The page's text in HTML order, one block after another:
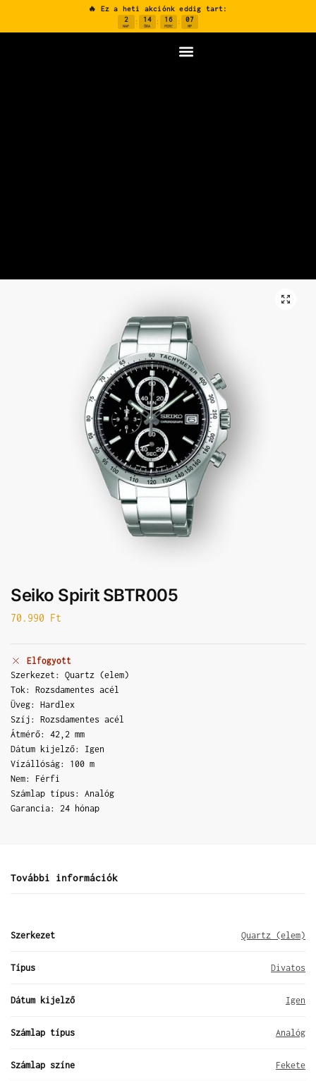
🔥 Ez a heti akciónk eddig tart:
2
NAP
: 14
ÓRA
: 16
PERC
: 06
MP
Seiko Spirit SBTR005
70.990 Ft
Elfogyott
Szerkezet: Quartz (elem)
Tok: Rozsdamentes acél
Üveg: Hardlex
Szíj: Rozsdamentes acél
Átmérő: 42,2 mm
Dátum kijelző: Igen
Vízállóság: 100 m
Nem: Férfi
Számlap típus: Analóg
Garancia: 24 hónap
További információk
Szerkezet Quartz (elem)
Típus Divatos
Dátum kijelző Igen
Számlap típus Analóg
Számlap színe Fekete